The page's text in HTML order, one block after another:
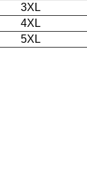
3XL
4XL
5XL